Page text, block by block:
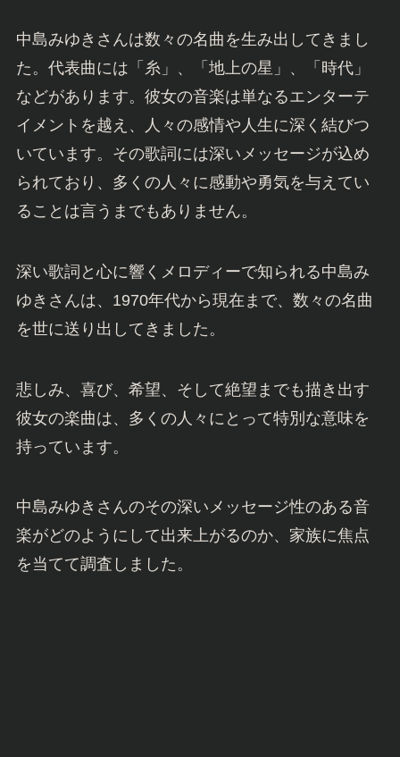
中島みゆきさんは数々の名曲を生み出してきまし
た。代表曲には「糸」、「地上の星」、「時代」
などがあります。彼女の音楽は単なるエンターテ
イメントを越え、人々の感情や人生に深く結びつ
いています。その歌詞には深いメッセージが込め
られており、多くの人々に感動や勇気を与えてい
ることは言うまでもありません。
深い歌詞と心に響くメロディーで知られる中島み
ゆきさんは、1970年代から現在まで、数々の名曲
を世に送り出してきました。
悲しみ、喜び、希望、そして絶望までも描き出す
彼女の楽曲は、多くの人々にとって特別な意味を
持っています。
中島みゆきさんのその深いメッセージ性のある音
楽がどのようにして出来上がるのか、家族に焦点
を当てて調査しました。